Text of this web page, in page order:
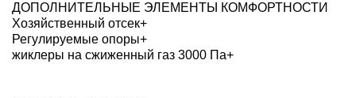
ДОПОЛНИТЕЛЬНЫЕ ЭЛЕМЕНТЫ КОМФОРТНОСТИ
Хозяйственный отсек+
Регулируемые опоры+
жиклеры на сжиженный газ 3000 Па+